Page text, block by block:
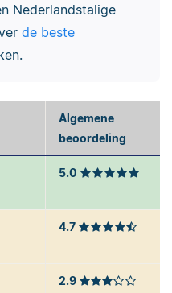
Nederlandstalige
de beste
Algemene
beoordeling
5.0
4.7
2.9